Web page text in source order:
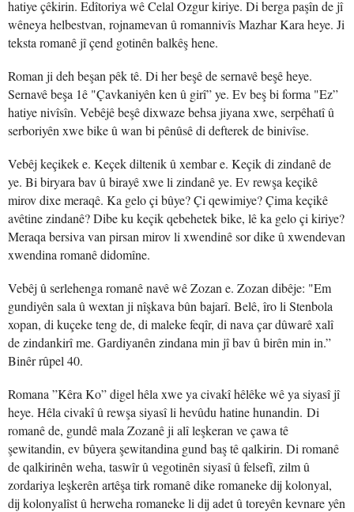
hatiye çêkirin. Edîtoriya wê Celal Ozgur kiriye. Di berga paşîn de jî
wêneya helbestvan, rojnamevan û romannivîs Mazhar Kara heye. Ji
teksta romanê jî çend gotinên balkêş hene.
Roman ji deh beşan pêk tê. Di her beşê de sernavê beşê heye.
Sernavê beşa 1ê "Çavkaniyên ken û girî” ye. Ev beş bi forma "Ez”
hatiye nivîsîn. Vebêjê beşê dixwaze behsa jiyana xwe, serpêhatî û
serboriyên xwe bike û wan bi pênûsê di defterek de binivîse.
Vebêj keçikek e. Keçek diltenik û xembar e. Keçik di zindanê de
ye. Bi biryara bav û birayê xwe li zindanê ye. Ev rewşa keçikê
mirov dixe meraqê. Ka gelo çi bûye? Çi qewimiye? Çima keçikê
avêtine zindanê? Dibe ku keçik qebehetek bike, lê ka gelo çi kiriye?
Meraqa bersiva van pirsan mirov li xwendinê sor dike û xwendevan
xwendina romanê didomîne.
Vebêj û serlehenga romanê navê wê Zozan e. Zozan dibêje: "Em
gundiyên sala û wextan ji nîşkava bûn bajarî. Belê, îro li Stenbola
xopan, di kuçeke teng de, di maleke feqîr, di nava çar dûwarê xalî
de zindankirî me. Gardiyanên zindana min jî bav û birên min in.”
Binêr rûpel 40.
Romana ”Kêra Ko” digel hêla xwe ya civakî hêlêke wê ya siyasî jî
heye. Hêla civakî û rewşa siyasî li hevûdu hatine hunandin. Di
romanê de, gundê mala Zozanê ji alî leşkeran ve çawa tê
şewitandin, ev bûyera şewitandina gund baş tê qalkirin. Di romanê
de qalkirinên weha, taswîr û vegotinên siyasî û felsefî, zilm û
zordariya leşkerên artêşa tirk romanê dike romaneke dij kolonyal,
dij kolonyalîst û herweha romaneke li dij adet û toreyên kevnare yên